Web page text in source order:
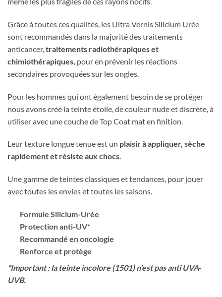
Grâce à toutes ces qualités, les Ultra Vernis Silicium Urée
sont recommandés dans la majorité des traitements
anticancer, traitements radiothérapiques et
chimiothérapiques, pour en prévenir les réactions
secondaires provoquées sur les ongles.
Pour les hommes qui ont également besoin de se protéger
nous avons créé la teinte étoile, de couleur nude et discrète, à
utiliser avec une couche de Top Coat mat en finition.
Leur texture longue tenue est un plaisir à appliquer, sèche
rapidement et résiste aux chocs.
Une gamme de teintes classiques et tendances, pour jouer
avec toutes les envies et toutes les saisons.
Formule Silicium-Urée
Protection anti-UV*
Recommandé en oncologie
Renforce et protège
*Important : la teinte incolore (1501) n’est pas anti UVA-
UVB.